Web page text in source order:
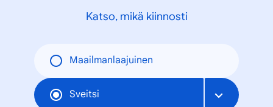
Katso, mikä kiinnosti
Maailmanlaajuinen
Sveitsi